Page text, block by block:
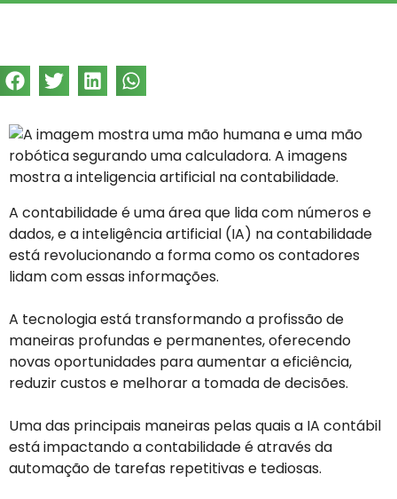
A contabilidade é uma área que lida com números e
dados, e a inteligência artificial (IA) na contabilidade
está revolucionando a forma como os contadores
lidam com essas informações.
A tecnologia está transformando a profissão de
maneiras profundas e permanentes, oferecendo
novas oportunidades para aumentar a eficiência,
reduzir custos e melhorar a tomada de decisões.
Uma das principais maneiras pelas quais a IA contábil
está impactando a contabilidade é através da
automação de tarefas repetitivas e tediosas.